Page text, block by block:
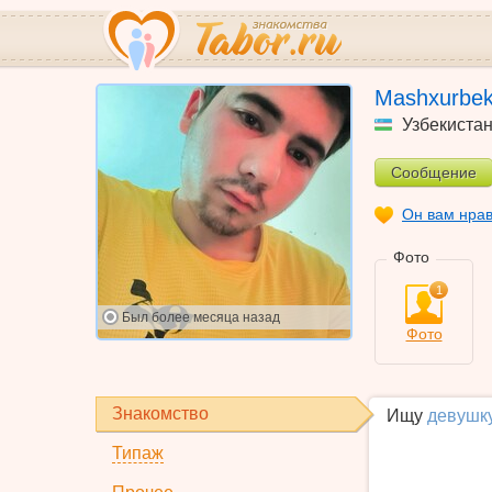
Былболее месяца назад
Узбекистан
Сообщение
Он вам
Фото
1
Фото
Знакомство
Типаж
Ищу